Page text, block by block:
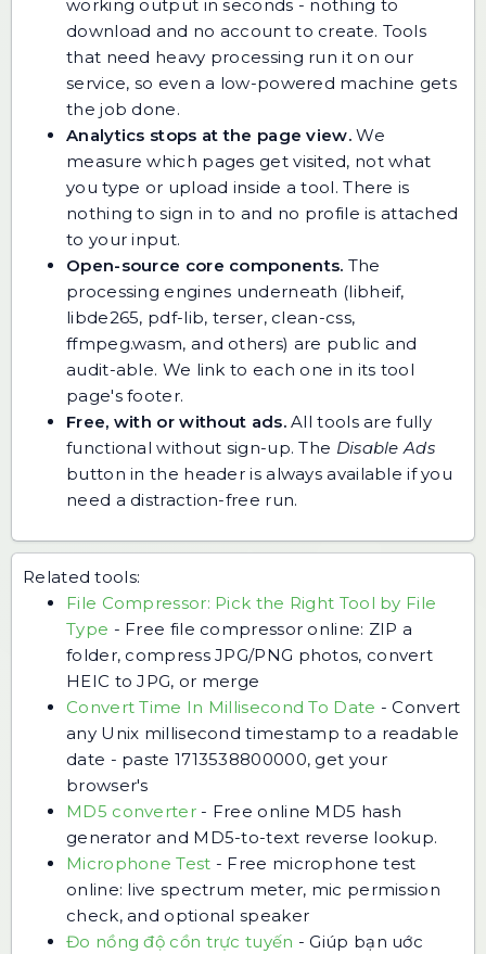
working output in seconds - nothing to
download and no account to create. Tools
that need heavy processing run it on our
service, so even a low-powered machine gets
the job done.
Analytics stops at the page view.We
measure which pages get visited, not what
you type or upload inside a tool. There is
nothing to sign in to and no profile is attached
to your input.
Open-source core components. The
processing engines underneath (libheif,
libde265, pdf-lib, terser, clean-css,
ffmpeg.wasm, and others) are public and
audit-able. We link to each one in its tool
page's footer.
Free, with or without ads.All tools are fully
functional without sign-up. The Disable Ads
button in the header is always available if you
need a distraction-free run.
Related tools:
File Compressor: Pick the Right Tool by File
Type - Free file compressor online: ZIP a
folder, compress JPG/PNG photos, convert
HEIC to JPG, or merge
Convert Time In Millisecond To Date -Convert
any Unix millisecond timestamp to a readable
date - paste 1713538800000, get your
browser's
MD5 converter- Free online MD5 hash
generator and MD5-to-text reverse lookup.
Microphone Test - Free microphone test
online: live spectrum meter, mic permission
check, and optional speaker
Đo nồng độ cồn trực tuyến -Giúp bạn uớc